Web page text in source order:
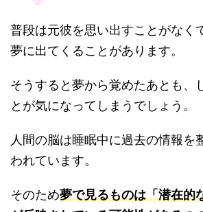
普段は元彼を思い出すことがなく
夢に出てくることがあります。
そうすると夢から覚めたあとも、
とが気になってしまうでしょう。
人間の脳は睡眠中に過去の情報を
われています。
そのため夢で見るものは「潜在的